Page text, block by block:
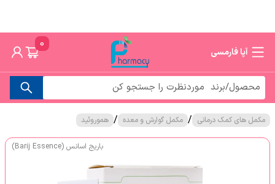
آپا فارمسی
0
مکمل های کمک درمانی / مکمل گوارش و معده / هموروئید
باریج اسانس (Barij Essence)